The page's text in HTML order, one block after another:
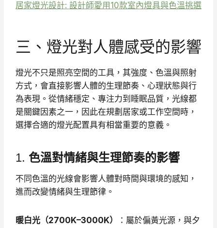
居家燈光設計: 設計師愛用10款室內燈具與色溫挑選
三、燈光對人體感受的影響
燈光不只是照亮空間的工具，其強度、色溫與照射
方式，會直接影響人體的生理節奏、心理狀態與行
為表現。從情緒穩定、專注力到睡眠品質，光線都
是關鍵因素之一，因此在規劃居家或工作空間時，
選擇合適的燈光配置具有相當重要的意義。
1. 色溫對情緒與生理節奏的影響
不同色溫的光線會影響人體對時間與環境的感知，
進而改變情緒與生理節律。
暖白光（2700K–3000K）
：屬於偏黃光源，與夕